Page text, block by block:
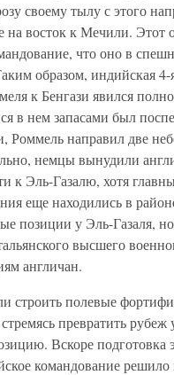
своему тылу с этого
на восток к Мечили. Этот
что оно в
образом, индийская 4-я
к Бенгази явился
в нем запасами был
Роммель направил две
немцы вынудили
к Эль-Газалю, хотя
еще находились в
позиции у Эль-Газаля,
высшего
англичан.
строить полевые
превратить рубеж
Вскоре подготовка
командование